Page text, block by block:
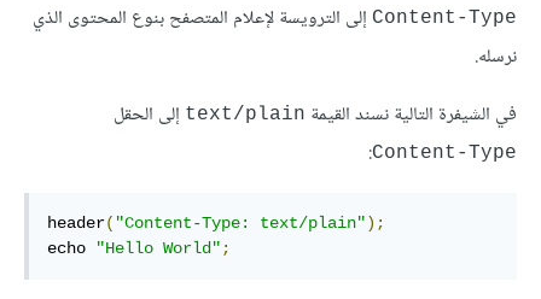
Content-Type إلى الترويسة لإعلام المتصفح بنوع المحتوى الذي
نرسله.
في الشيفرة التالية نسند القيمة text/plain إلى الحقل
Content-Type
:
header( "Content-Type: text/plain");
echo
"Hello World" ;